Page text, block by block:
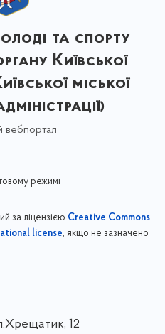
та спорту
Київської
міської
вебпортал
режимі
за ліцензією Creative Commons
license, якщо не зазначено
12